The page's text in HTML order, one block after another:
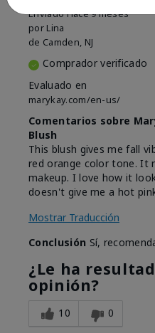
EnviadoHace 9 meses
por Lina
de Camden, NJ
Comprador verificado
Evaluado en
marykay.com/en-us/
Comentarios sobre
Blush
This blush gives me fall
red orange color tone. It
makeup. I love how it
doesn't give me a hot
Mostrar Traducción
Conclusión Sí,
¿Le ha
opinión?
10 0